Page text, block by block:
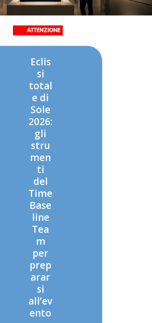
Eclis
si
total
e di
Sole
2026:
gli
stru
men
ti
del
Time
Base
line
Tea
m
per
prep
arar
si
all’ev
ento